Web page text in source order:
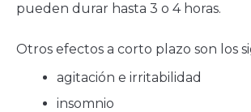
pueden durar hasta 3 o 4 horas.
Otros efectos a corto plazo son los
agitación e irritabilidad
insomnio